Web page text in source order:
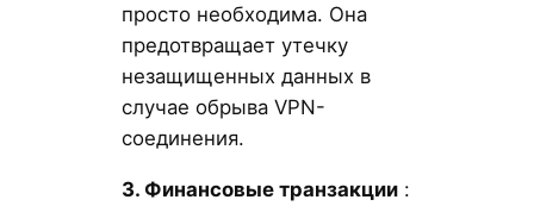
просто необходима. Она
предотвращает утечку
незащищенных данных в
случае обрыва VPN-
соединения.
3. Финансовые транзакции: